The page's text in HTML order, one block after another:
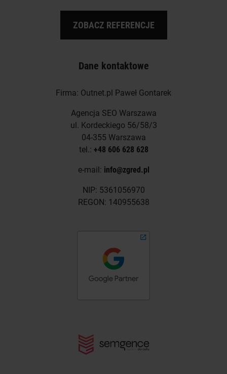
ZOBACZ REFERENCJE
Dane kontaktowe
Firma: Outnet.pl Paweł Gontarek
Agencja SEO Warszawa
ul. Kordeckiego 56/58/3
04-355 Warszawa
tel.: +48 606 628 628
e-mail: info@zgred.pl
NIP: 5361056970
REGON: 140955638